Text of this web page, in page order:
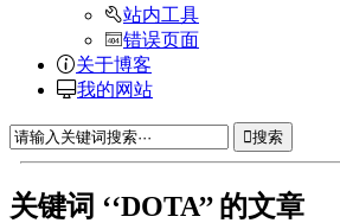
站内工具
错误页面
关于博客
我的网站
搜索
关键词 ‘‘DOTA’’ 的文章